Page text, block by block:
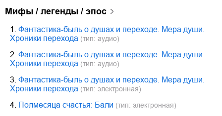
мифы / легенды / эпос
1. Фантастика-быль о душах и переходе. Мера души.
Хроники перехода (тип: аудио)
2. Фантастика-быль о душах и переходе. Мера души.
Хроники перехода (тип: аудио)
3. Фантастика-быль о душах и переходе. Мера души.
Хроники перехода (тип: электронная)
4. Полмесяца счастья: Бали (тип: электронная)